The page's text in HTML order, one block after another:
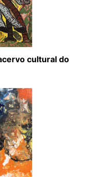
cultural do